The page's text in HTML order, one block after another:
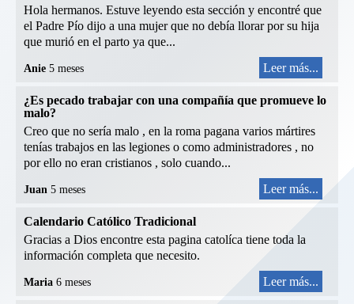
Hola hermanos. Estuve leyendo esta sección y encontré que
el Padre Pío dijo a una mujer que no debía llorar por su hija
que murió en el parto ya que...
Anie 5 meses Leer más...
¿Es pecado trabajar con una compañía que promueve lo
malo?
Creo que no sería malo , en la roma pagana varios mártires
tenías trabajos en las legiones o como administradores , no
por ello no eran cristianos , solo cuando...
Juan 5 meses Leer más...
Calendario Católico Tradicional
Gracias a Dios encontre esta pagina catolíca tiene toda la
información completa que necesito.
Maria 6 meses Leer más...